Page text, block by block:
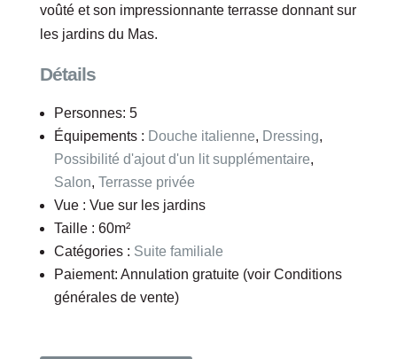
voûté et son impressionnante terrasse donnant sur
les jardins du Mas.
Détails
Personnes: 5
Équipements : Douche italienne, Dressing,
Possibilité d'ajout d'un lit supplémentaire,
Salon, Terrasse privée
Vue : Vue sur les jardins
Taille : 60m²
Catégories : Suite familiale
Paiement: Annulation gratuite (voir Conditions
générales de vente)